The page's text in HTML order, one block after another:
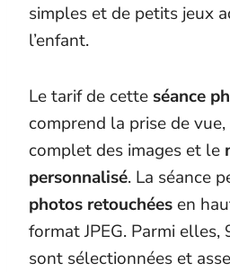
simples et de petits jeux
l’enfant.
Le tarif de cette séance
comprend la prise de
complet des images et le
personnalisé. La séance
photos retouchées en
format JPEG. Parmi
sont sélectionnées et